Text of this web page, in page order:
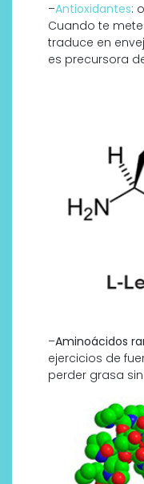
–Antioxidantes:
Cuando te
traduce en
es precursora
–Aminoácidos
ejercicios de
perder grasa